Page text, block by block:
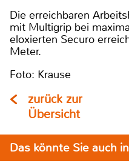
Die erreichbaren
mit Multigrip bei
eloxierten Securo
Meter.
Foto: Krause
zurück zur
Übersicht
Das könnte Sie auch